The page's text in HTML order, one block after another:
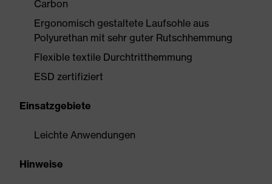
Carbon
Ergonomisch gestaltete Laufsohle aus
Polyurethan mit sehr guter Rutschhemmung
Flexible textile Durchtritthemmung
ESD zertifiziert
Einsatzgebiete
Leichte Anwendungen
Hinweise